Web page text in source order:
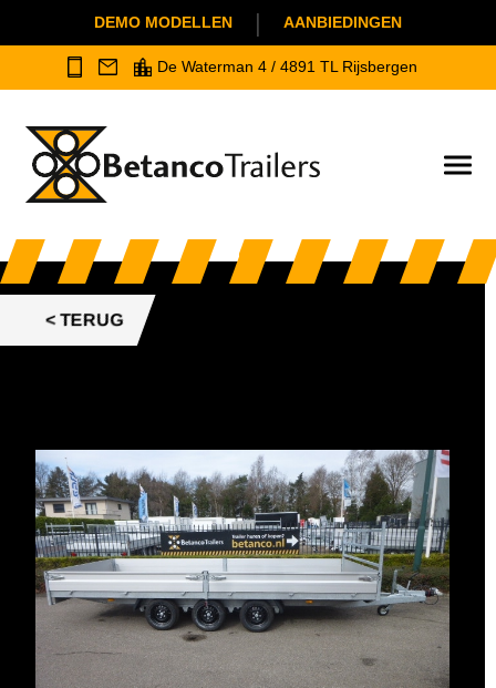
De Waterman 4 / 4891 TL Rijsbergen
DEMO MODELLEN | AANBIEDINGEN
< TERUG